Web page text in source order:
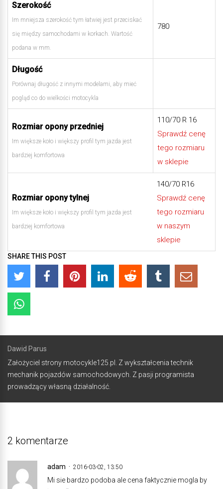
Szerokość
Im mniejsza szerokość tym łatwiej jest przeciskać
się między samochodami w korkach. Wartość
podana w mm.
780
Długość
Porównaj długość z innymi modelami, aby mieć
pogląd co do wielkości motocykla
Rozmiar opony przedniej
Im większe koło i większy profil tym jazda jest
bardziej komfortowa
110/70 R 16
Sprawdź cenę
tego rozmiaru
w sklepie
Rozmiar opony tylnej
Im większe koło i większy profil tym jazda jest
bardziej komfortowa
140/70 R16
Sprawdź cenę
tego rozmiaru
w naszym
sklepie
SHARE THIS POST
Dawid Parus
Założyciel strony motocykle125.pl. Z wykształcenia technik
mechanik pojazdów samochodowych. Z pasji programista
prowadzący własną działalność.
2 komentarze
adam 2016-03-02, 13:50
Mi sie bardzo podoba ale cena faktycznie mogla by